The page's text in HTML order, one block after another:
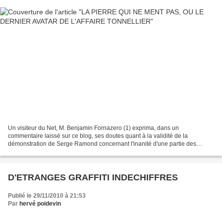
Un visiteur du Net, M. Benjamin Fornazero (1) exprima, dans un
commentaire laissé sur ce blog, ses doutes quant à la validité de la
démonstration de Serge Ramond concernant l'inanité d'une partie des
D'ETRANGES GRAFFITI INDECHIFFRES
Publié le 29/11/2010 à 21:53
Par hervé poidevin